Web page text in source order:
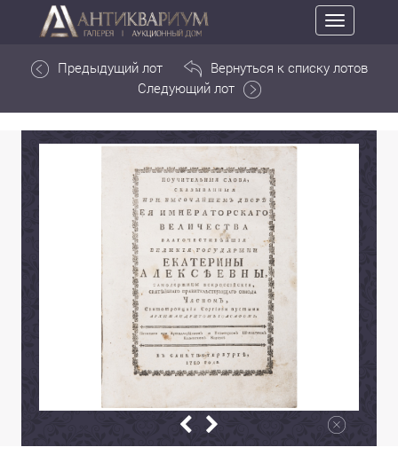
Toggle
navigation
Предыдущий лот
Вернуться к списку лотов
Следующий лот